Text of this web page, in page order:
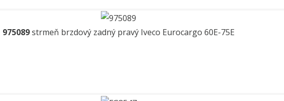
975089strmeň brzdový zadný pravý Iveco Eurocargo 60E-75E